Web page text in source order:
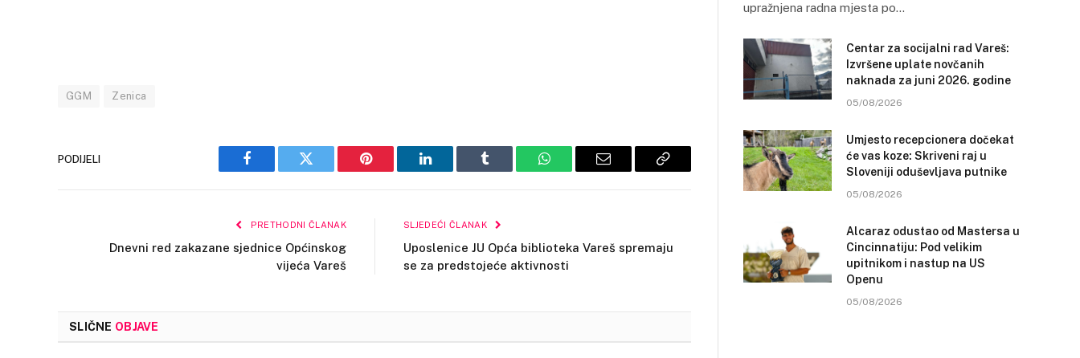
GGM Zenica
PODIJELI
Facebook Twitter Pinterest LinkedIn Tumblr WhatsAppEmail
Copy
PRETHODNI ČLANAK
Dnevni red zakazane sjednice Općinskog
vijeća Vareš
SLJEDEĆI ČLANAK
Uposlenice JU Opća biblioteka Vareš spremaju
se za predstojeće aktivnosti
SLIČNE OBJAVE
upražnjena radna mjesta po…
Centar za socijalni rad Vareš:
Izvršene uplate novčanih
naknada za juni 2026. godine
05/08/2026
Umjesto recepcionera dočekat
će vas koze: Skriveni raj u
Sloveniji oduševljava putnike
05/08/2026
Alcaraz odustao od Mastersa u
Cincinnatiju: Pod velikim
upitnikom i nastup na US
Openu
05/08/2026